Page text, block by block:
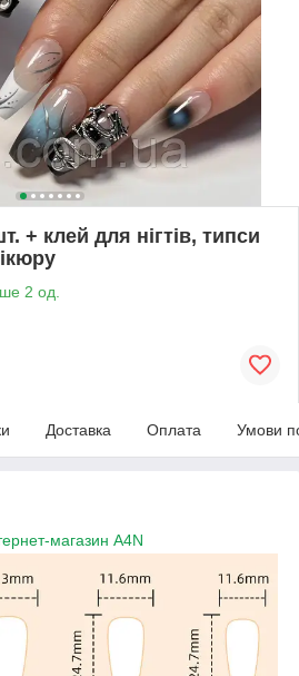
+ клей для нігтів, типси
2 од.
Доставка Оплата Умови